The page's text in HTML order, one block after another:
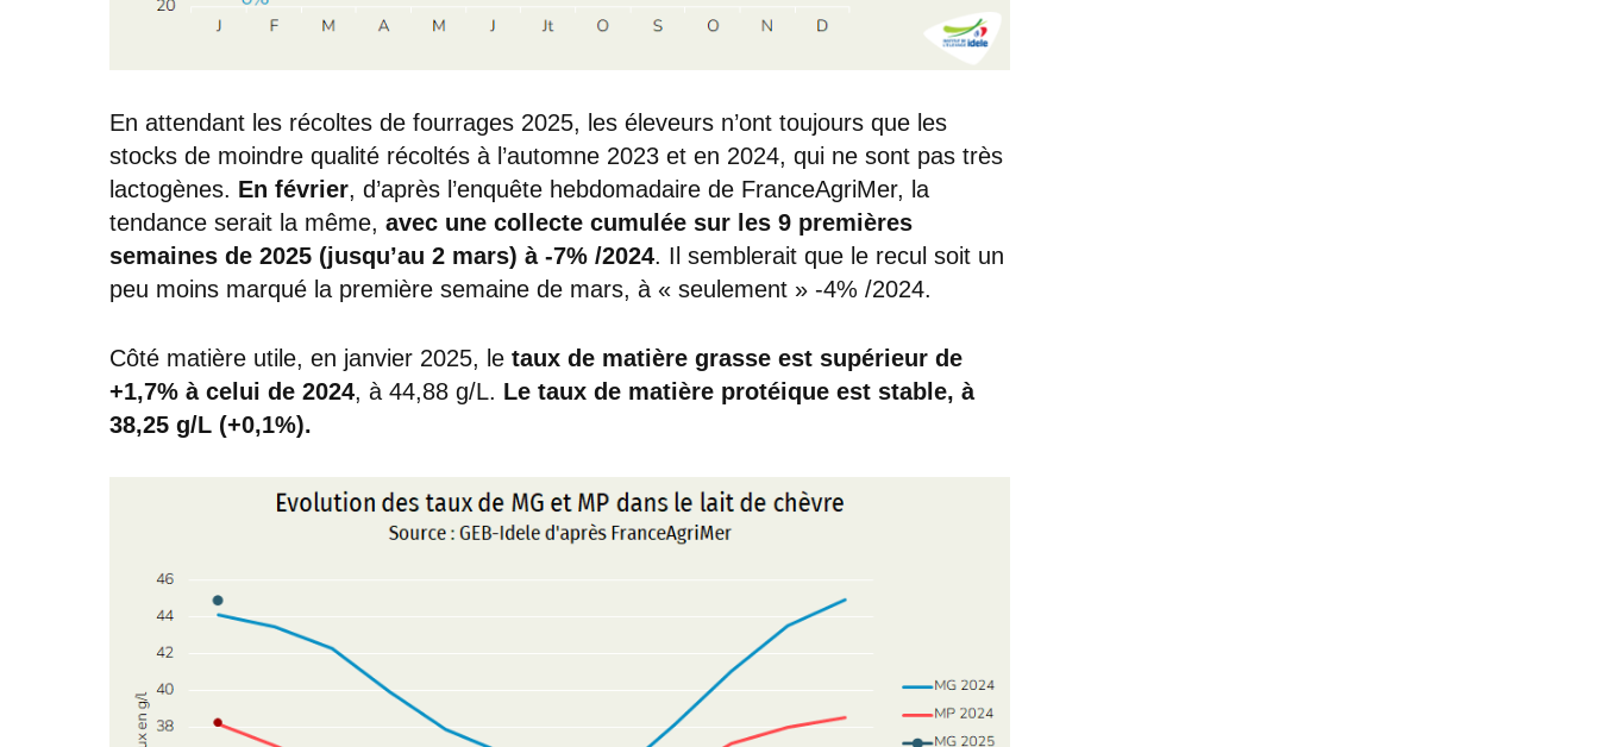
En attendant les récoltes de fourrages 2025, les éleveurs n’ont toujours que les
stocks de moindre qualité récoltés à l’automne 2023 et en 2024, qui ne sont pas très
lactogènes. En février, d’après l’enquête hebdomadaire de FranceAgriMer, la
tendance serait la même, avec une collecte cumulée sur les 9 premières
semaines de 2025 (jusqu’au 2 mars) à -7% /2024. Il semblerait que le recul soit un
peu moins marqué la première semaine de mars, à « seulement » -4% /2024.
Côté matière utile, en janvier 2025, le taux de matière grasse est supérieur de
+1,7% à celui de 2024, à 44,88 g/L. Le taux de matière protéique est stable, à
38,25 g/L (+0,1%).